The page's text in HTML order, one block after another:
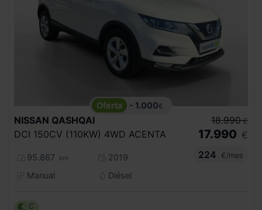
- 1.000€
NISSAN QASHQAI
DCI 150CV (110KW) 4WD ACENTA
95.867 km
2019
Manual
Diésel
18.990 €
17.990 €
224
€/mes
C